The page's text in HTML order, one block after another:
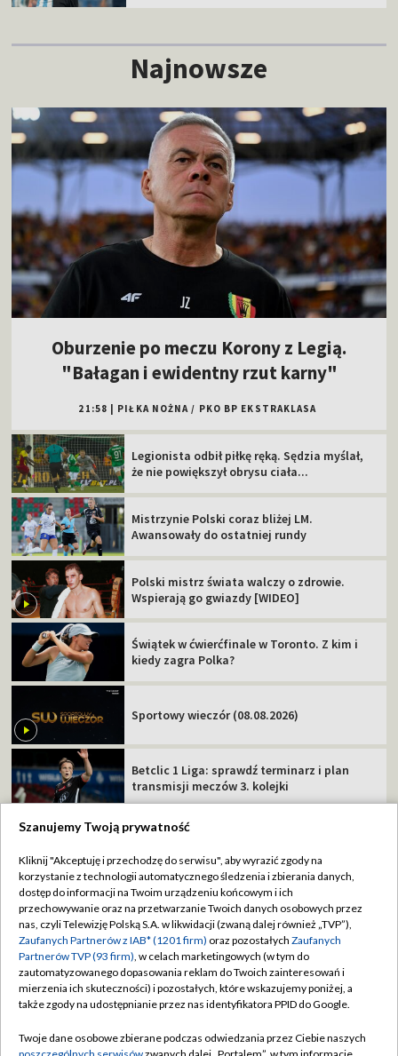
Najnowsze
Oburzenie po meczu Korony z Legią.
"Bałagan i ewidentny rzut karny"
21:58 PIŁKA NOŻNA / PKO BP EKSTRAKLASA
Legionista odbił piłkę ręką. Sędzia myślał,
że nie powiększył obrysu ciała...
Mistrzynie Polski coraz bliżej LM.
Awansowały do ostatniej rundy
Polski mistrz świata walczy o zdrowie.
Wspierają go gwiazdy [WIDEO]
Świątek w ćwierćfinale w Toronto. Z kim i
kiedy zagra Polka?
Sportowy wieczór (08.08.2026)
Betclic 1 Liga: sprawdź terminarz i plan
transmisji meczów 3. kolejki
TVP
Abonament TVP
Sklep TVP
Biuro Reklamy
Oferta Handlowa
Emisja w TVP
Regulamin TVP
Polityka prywatności
Moje zgody
Biuro reklamy
Szanujemy Twoją prywatność
Kliknij "Akceptuję i przechodzę do serwisu", aby wyrazić zgody na
korzystanie z technologii automatycznego śledzenia i zbierania danych,
dostęp do informacji na Twoim urządzeniu końcowym i ich
przechowywanie oraz na przetwarzanie Twoich danych osobowych przez
nas, czyli Telewizję Polską S.A. w likwidacji (zwaną dalej również „TVP”),
Zaufanych Partnerów z IAB* (1201 firm) oraz pozostałych Zaufanych
Partnerów TVP (93 firm), w celach marketingowych (w tym do
zautomatyzowanego dopasowania reklam do Twoich zainteresowań i
mierzenia ich skuteczności) i pozostałych, które wskazujemy poniżej, a
także zgody na udostępnianie przez nas identyfikatora PPID do Google.
Twoje dane osobowe zbierane podczas odwiedzania przez Ciebie naszych